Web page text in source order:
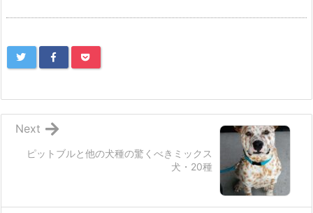
ピットブルと他の犬種の驚くべきミックス
犬・20種
Next